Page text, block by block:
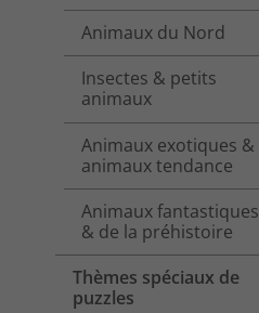
Animaux du Nord
Insectes & petits
animaux
Animaux exotiques &
animaux tendance
Animaux fantastiques
& de la préhistoire
Thèmes spéciaux de
puzzles